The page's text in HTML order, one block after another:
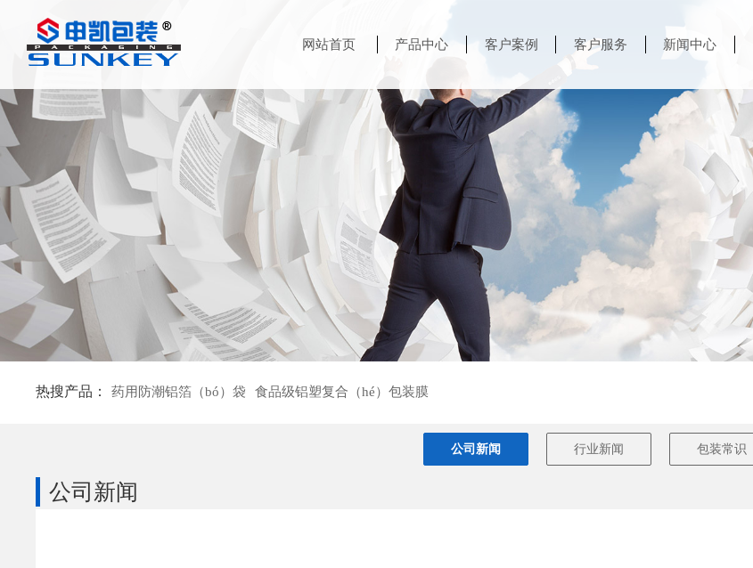
网站首页 产品中心 客户案例 客户服务 新闻中心
热搜产品： 药用防潮铝箔（bó）袋 食品级铝塑复合（hé）包装膜
公司新闻 行业新闻 包装常识
公司新闻